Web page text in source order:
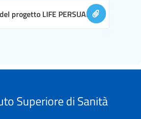
progetto LIFE PERSUADED
Superiore di Sanità